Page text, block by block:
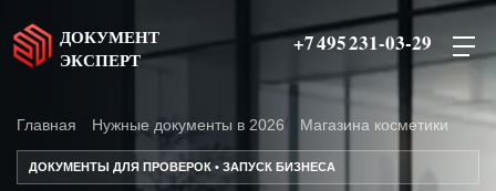
ДОКУМЕНТ
ЭКСПЕРТ
+7 495 231-03-29
Главная Нужные документы в 2026 Магазина косметики
ДОКУМЕНТЫ ДЛЯ ПРОВЕРОК • ЗАПУСК БИЗНЕСА